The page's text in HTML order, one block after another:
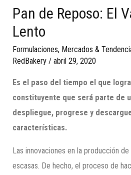
Pan de Reposo: El
Lento
Formulaciones, Mercados &
RedBakery /abril 29, 2020
Es el paso del tiempo el que
constituyente que será parte de
despliegue, progrese y
características.
Las innovaciones en la producción
escasas. De hecho, el proceso de